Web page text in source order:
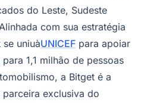
do Leste, Sudeste
com sua estratégia
uniuàUNICEF para apoiar
1,1 milhão de pessoas
a Bitget é a
exclusiva do